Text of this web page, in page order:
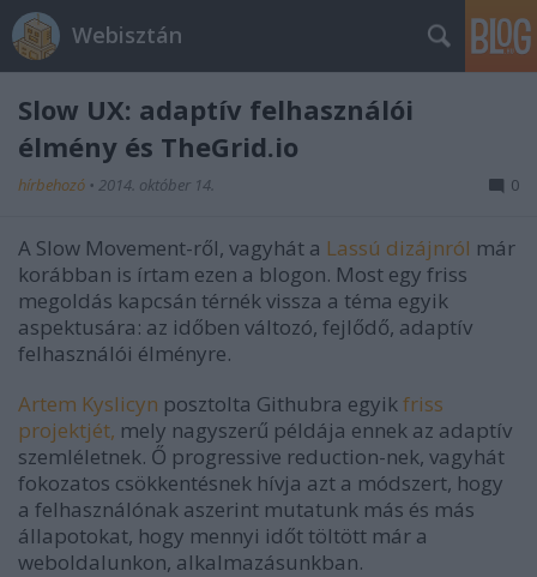
Webisztán
Slow UX: adaptív felhasználói
élmény és TheGrid.io
hírbehozó • 2014. október 14. 0
A Slow Movement-ről, vagyhát a Lassú dizájnról már
korábban is írtam ezen a blogon. Most egy friss
megoldás kapcsán térnék vissza a téma egyik
aspektusára: az időben változó, fejlődő, adaptív
felhasználói élményre.
Artem Kyslicyn posztolta Githubra egyikfriss
projektjét, mely nagyszerű példája ennek az adaptív
szemléletnek. Ő progressive reduction-nek, vagyhát
fokozatos csökkentésnek hívja azt a módszert, hogy
a felhasználónak aszerint mutatunk más és más
állapotokat, hogy mennyi időt töltött már a
weboldalunkon, alkalmazásunkban.